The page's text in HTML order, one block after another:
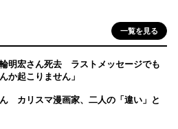
一覧を見る
明宏さん死去 ラストメッセージでも
起こりません」
カリスマ漫画家、二人の「違い」と